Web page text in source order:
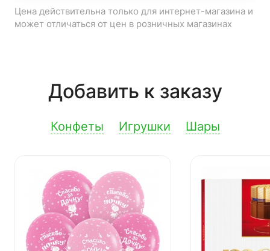
Цена действительна только для интернет-магазина и
может отличаться от цен в розничных магазинах
Добавить к заказу
Конфеты Игрушки Шары